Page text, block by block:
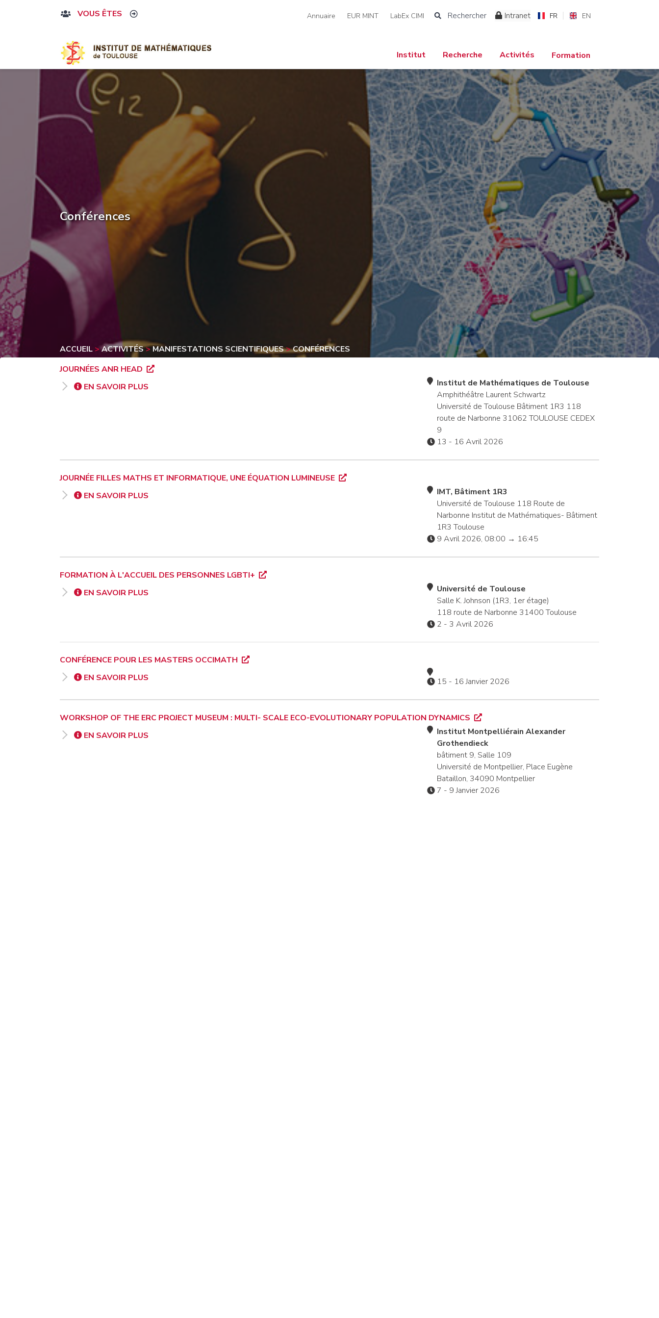
VOUS ÊTES Annuaire EUR MINT LabEx CIMI Rechercher Intranet FR EN
Institut Recherche Activités Formation
Conférences
ACCUEIL > ACTIVITÉS>MANIFESTATIONS SCIENTIFIQUES>CONFÉRENCES
JOURNÉES ANR HEAD
EN SAVOIR PLUS
Institut de Mathématiques de Toulouse
Amphithéâtre Laurent Schwartz
Université de Toulouse Bâtiment 1R3 118
route de Narbonne 31062 TOULOUSE CEDEX
9
13 - 16 Avril 2026
JOURNÉE FILLES MATHS ET INFORMATIQUE, UNE ÉQUATION LUMINEUSE
EN SAVOIR PLUS
IMT, Bâtiment 1R3
Université de Toulouse 118 Route de
Narbonne Institut de Mathématiques- Bâtiment
1R3 Toulouse
9 Avril 2026, 08:00 → 16:45
FORMATION À L'ACCUEIL DES PERSONNES LGBTI+
EN SAVOIR PLUS
Université de Toulouse
Salle K. Johnson (1R3, 1er étage)
118 route de Narbonne 31400 Toulouse
2 - 3 Avril 2026
CONFÉRENCE POUR LES MASTERS OCCIMATH
EN SAVOIR PLUS
15 - 16 Janvier 2026
WORKSHOP OF THE ERC PROJECT MUSEUM : MULTI- SCALE ECO-EVOLUTIONARY POPULATION DYNAMICS
EN SAVOIR PLUS
Institut Montpelliérain Alexander
Grothendieck
bâtiment 9, Salle 109
Université de Montpellier, Place Eugène
Bataillon, 34090 Montpellier
7 - 9 Janvier 2026